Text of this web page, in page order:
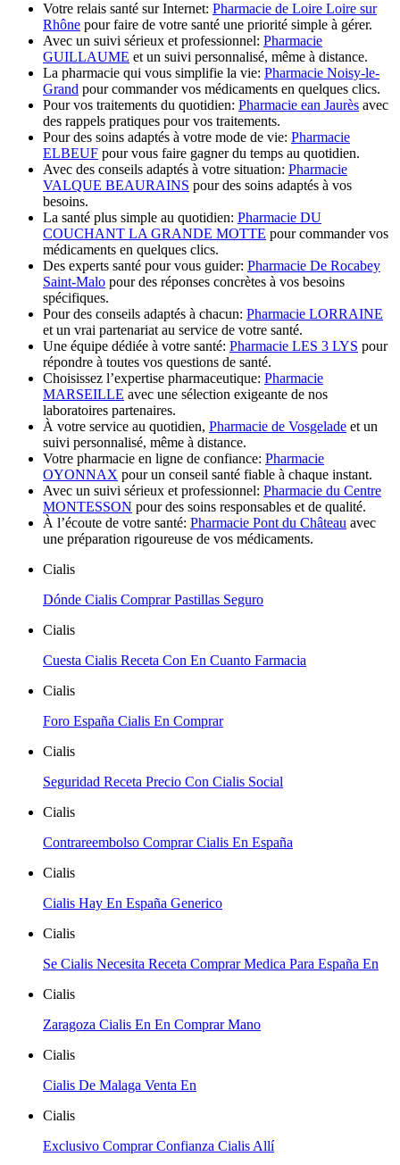
Votre relais santé sur Internet: Pharmacie de Loire Loire sur
Rhône pour faire de votre santé une priorité simple à gérer.
Avec un suivi sérieux et professionnel: Pharmacie
GUILLAUME et un suivi personnalisé, même à distance.
La pharmacie qui vous simplifie la vie: Pharmacie Noisy-le-
Grand pour commander vos médicaments en quelques clics.
Pour vos traitements du quotidien: Pharmacie ean Jaurès avec
des rappels pratiques pour vos traitements.
Pour des soins adaptés à votre mode de vie: Pharmacie
ELBEUF pour vous faire gagner du temps au quotidien.
Avec des conseils adaptés à votre situation: Pharmacie
VALQUE BEAURAINS pour des soins adaptés à vos
besoins.
La santé plus simple au quotidien: Pharmacie DU
COUCHANT LA GRANDE MOTTE pour commander vos
médicaments en quelques clics.
Des experts santé pour vous guider: Pharmacie De Rocabey
Saint-Malo pour des réponses concrètes à vos besoins
spécifiques.
Pour des conseils adaptés à chacun: Pharmacie LORRAINE
et un vrai partenariat au service de votre santé.
Une équipe dédiée à votre santé: Pharmacie LES 3 LYS pour
répondre à toutes vos questions de santé.
Choisissez l’expertise pharmaceutique: Pharmacie
MARSEILLE avec une sélection exigeante de nos
laboratoires partenaires.
À votre service au quotidien, Pharmacie de Vosgelade et un
suivi personnalisé, même à distance.
Votre pharmacie en ligne de confiance: Pharmacie
OYONNAX pour un conseil santé fiable à chaque instant.
Avec un suivi sérieux et professionnel: Pharmacie du Centre
MONTESSON pour des soins responsables et de qualité.
À l’écoute de votre santé: Pharmacie Pont du Château avec
une préparation rigoureuse de vos médicaments.
Cialis
Dónde Cialis Comprar Pastillas Seguro
Cialis
Cuesta Cialis Receta Con En Cuanto Farmacia
Cialis
Foro España Cialis En Comprar
Cialis
Seguridad Receta Precio Con Cialis Social
Cialis
Contrareembolso Comprar Cialis En España
Cialis
Cialis Hay En España Generico
Cialis
Se Cialis Necesita Receta Comprar Medica Para España En
Cialis
Zaragoza Cialis En En Comprar Mano
Cialis
Cialis De Malaga Venta En
Cialis
Exclusivo Comprar Confianza Cialis Allí